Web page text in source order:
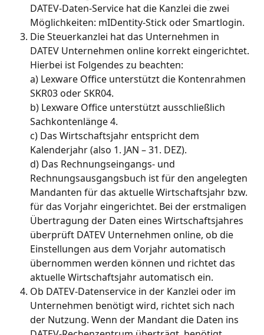
DATEV-Daten-Service hat die Kanzlei die zwei
Möglichkeiten: mIDentity-Stick oder Smartlogin.
Die Steuerkanzlei hat das Unternehmen in
DATEV Unternehmen online korrekt eingerichtet.
Hierbei ist Folgendes zu beachten:
a) Lexware Office unterstützt die Kontenrahmen
SKR03 oder SKR04.
b) Lexware Office unterstützt ausschließlich
Sachkontenlänge 4.
c) Das Wirtschaftsjahr entspricht dem
Kalenderjahr (also 1. JAN – 31. DEZ).
d) Das Rechnungseingangs- und
Rechnungsausgangsbuch ist für den angelegten
Mandanten für das aktuelle Wirtschaftsjahr bzw.
für das Vorjahr eingerichtet. Bei der erstmaligen
Übertragung der Daten eines Wirtschaftsjahres
überprüft DATEV Unternehmen online, ob die
Einstellungen aus dem Vorjahr automatisch
übernommen werden können und richtet das
aktuelle Wirtschaftsjahr automatisch ein.
Ob DATEV-Datenservice in der Kanzlei oder im
Unternehmen benötigt wird, richtet sich nach
der Nutzung. Wenn der Mandant die Daten ins